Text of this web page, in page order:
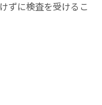
ずに検査を受けるこ